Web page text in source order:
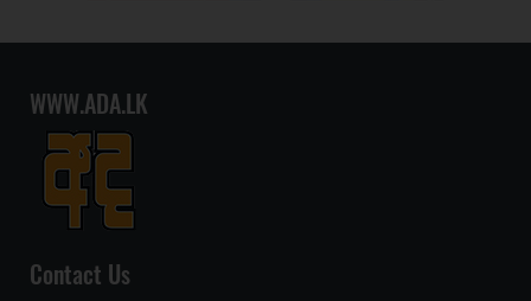
WWW.ADA.LK
Contact Us